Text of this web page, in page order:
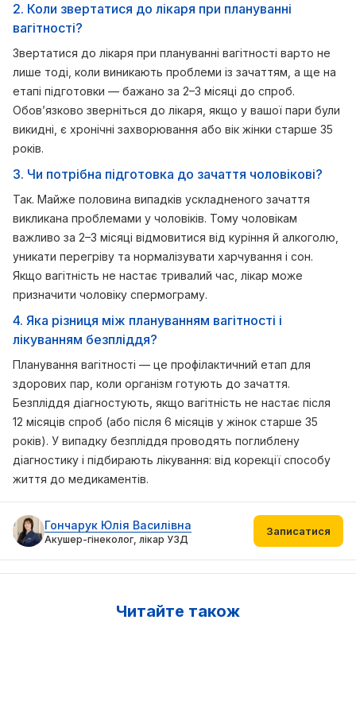
2. Коли звертатися до лікаря при плануванні
вагітності?
Звертатися до лікаря при плануванні вагітності варто не
лише тоді, коли виникають проблеми із зачаттям, а ще на
етапі підготовки — бажано за 2–3 місяці до спроб.
Обов’язково зверніться до лікаря, якщо у вашої пари були
викидні, є хронічні захворювання або вік жінки старше 35
років.
3. Чи потрібна підготовка до зачаття чоловікові?
Так. Майже половина випадків ускладненого зачаття
викликана проблемами у чоловіків. Тому чоловікам
важливо за 2–3 місяці відмовитися від куріння й алкоголю,
уникати перегріву та нормалізувати харчування і сон.
Якщо вагітність не настає тривалий час, лікар може
призначити чоловіку спермограму.
4. Яка різниця між плануванням вагітності і
лікуванням безпліддя?
Планування вагітності — це профілактичний етап для
здорових пар, коли організм готують до зачаття.
Безпліддя діагностують, якщо вагітність не настає після
12 місяців спроб (або після 6 місяців у жінок старше 35
років). У випадку безпліддя проводять поглиблену
діагностику і підбирають лікування: від корекції способу
життя до медикаментів.
Гончарук Юлія Василівна
Акушер-гінеколог, лікар УЗД
Записатися
Читайте також